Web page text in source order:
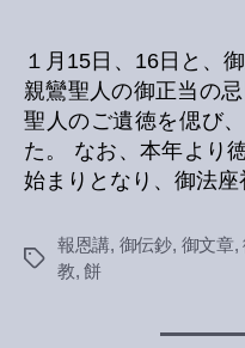
１月15日、16日と、
親鸞聖人の御正当の
聖人のご遺徳を偲び
た。 なお、本年より
始まりとなり、御法
Tags
報恩講, 御伝鈔, 御文章,
教,餅